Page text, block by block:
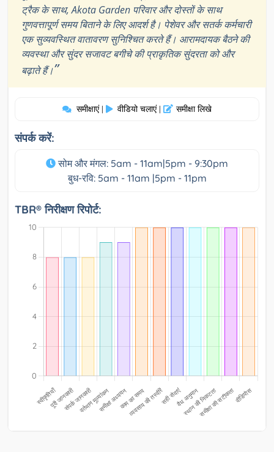
ट्रैक के साथ, Akota Garden परिवार और दोस्तों के साथ
गुणवत्तापूर्ण समय बिताने के लिए आदर्श है। पेशेवर और सतर्क कर्मचारी
एक सुव्यवस्थित वातावरण सुनिश्चित करते हैं। आरामदायक बैठने की
व्यवस्था और सुंदर सजावट बगीचे की प्राकृतिक सुंदरता को और
बढ़ाते हैं।”
समीक्षाएं | वीडियो चलाएं | समीक्षा लिखे
संपर्क करें:
सोम और मंगल: 5am - 11am|5pm - 9:30pm
बुध-रवि: 5am - 11am |5pm - 11pm
TBR® निरीक्षण रिपोर्ट: